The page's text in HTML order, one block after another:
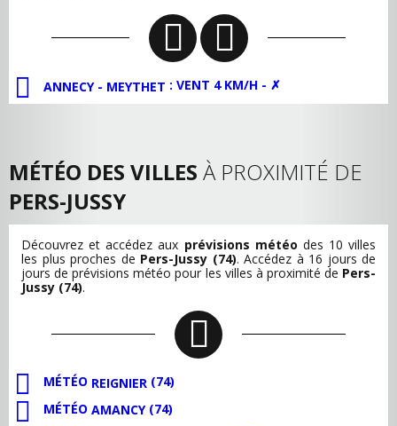
ANNECY - MEYTHET : VENT 4 KM/H - ✗
MÉTÉO DES VILLES À PROXIMITÉ DE
PERS-JUSSY
Découvrez et accédez aux prévisions météo des 10 villes
les plus proches de Pers-Jussy (74). Accédez à 16 jours de
jours de prévisions météo pour les villes à proximité de Pers-
Jussy (74).
MÉTÉO REIGNIER (74)
MÉTÉO AMANCY (74)